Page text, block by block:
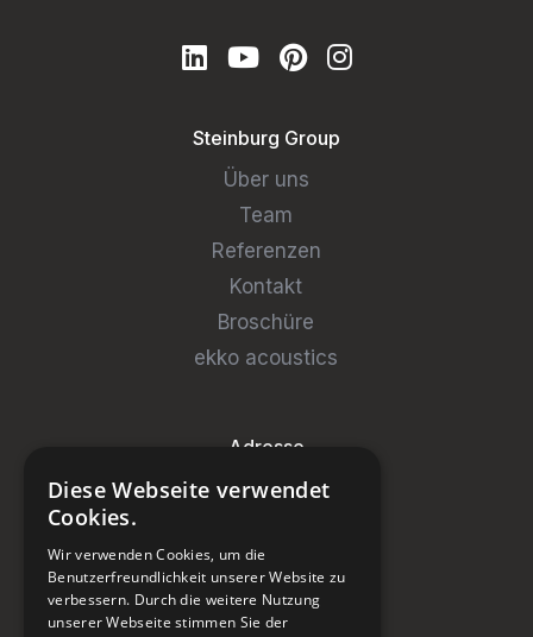
Steinburg Group
Über uns
Team
Referenzen
Kontakt
Broschüre
ekko acoustics
Adresse
Steinburg Group GmbH
CH-5466 Kaiserstuhl
+41 43 433 00 25
Diese Webseite verwendet
Cookies.
Wir verwenden Cookies, um die
Benutzerfreundlichkeit unserer Website zu
verbessern. Durch die weitere Nutzung
unserer Webseite stimmen Sie der